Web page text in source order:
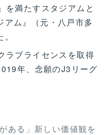
を満たすスタジアムと
アム』（元・八戸市多
した。
ラブライセンスを取得
年、念願のJ3リーグ
ある」新しい価値観を